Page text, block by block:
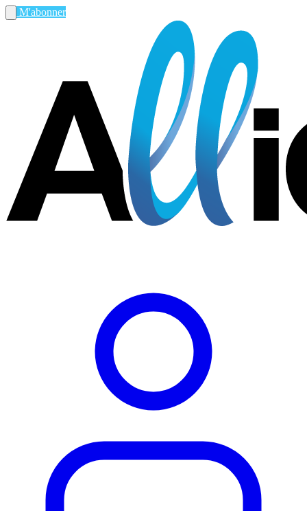
M'abonner